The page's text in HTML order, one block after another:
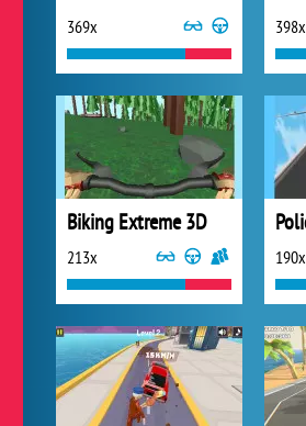
369x 398x
Biking Extreme 3D
213x 190x